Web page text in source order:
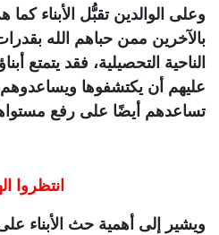
وعلى الوالدين تقبُّل الأبناء
بالآخرين ممن حباهم الله
الناحية التحصيلية، فقد يتمتع
عليهم أن يكتشفوها ويساعدوهم
تساعدهم أيضًا على رفع
انتظروا
ويشير إلى أهمية حث الأبناء